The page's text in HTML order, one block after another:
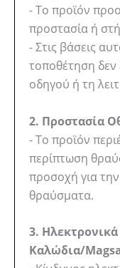
- Το προϊόν
προστασία ή
- Στις βάσεις
τοποθέτηση δεν
οδηγού ή τη
2. Προστασία
- Το προϊόν
περίπτωση
προσοχή για
θραύσματα.
3.
Καλώδια/